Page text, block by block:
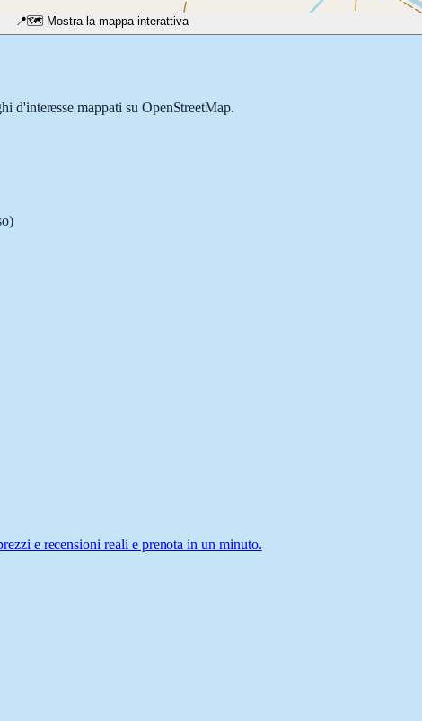
📍🗺️ Mostra la mappa interattiva
d'interesse mappati su OpenStreetMap.
e recensioni reali e prenota in un minuto.